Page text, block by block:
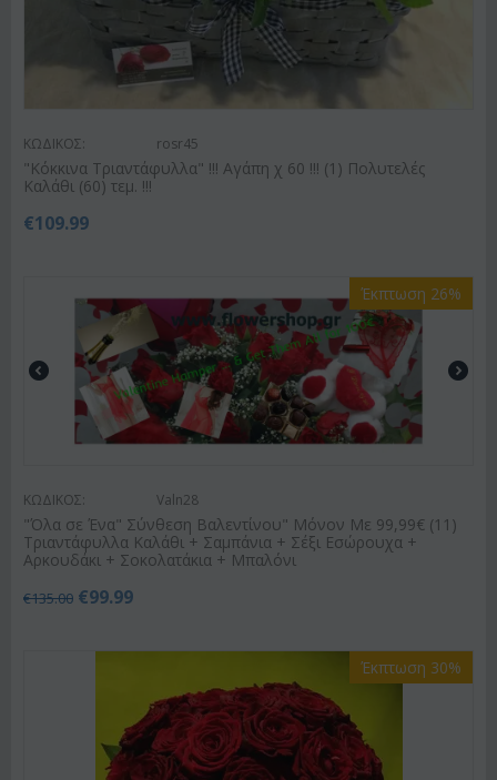
ΚΩΔΙΚΟΣ: rosr45
"Κόκκινα Τριαντάφυλλα" !!! Αγάπη χ 60 !!! (1) Πολυτελές
Καλάθι (60) τεμ. !!!
€109.99
Έκπτωση 26%
ΚΩΔΙΚΟΣ: Valn28
"Όλα σε Ένα" Σύνθεση Βαλεντίνου" Μόνον Με 99,99€ (11)
Τριαντάφυλλα Καλάθι + Σαμπάνια + Σέξι Εσώρουχα +
Αρκουδάκι + Σοκολατάκια + Μπαλόνι
€135.00 €99.99
Έκπτωση 30%